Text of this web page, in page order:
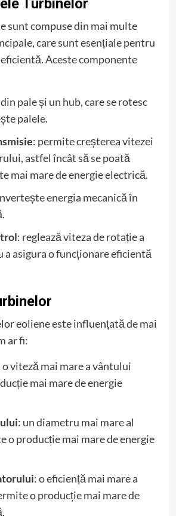
Turbinelor
sunt compuse din mai multe
care sunt esențiale pentru
Aceste componente
pale și un hub, care se rotesc
palele.
: permite creșterea vitezei
astfel încât să se poată
mai mare de energie electrică.
energia mecanică în
: reglează viteza de rotație a
asigura o funcționare eficientă
eoliene este influențată de mai
ar fi:
o viteză mai mare a vântului
mai mare de energie
: un diametru mai mare al
o producție mai mare de energie
: o eficiență mai mare a
o producție mai mare de